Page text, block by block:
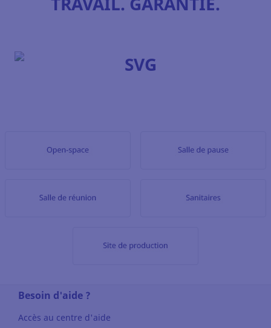
Besoin d'aide ?
Accès au centre d'aide